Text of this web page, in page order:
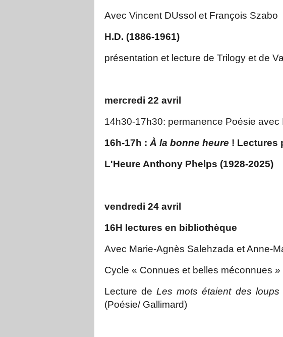
Avec Vincent DUssol et François Szabo
H.D. (1886-1961)
présentation et lecture de Trilogy et de
mercredi 22 avril
14h30-17h30: permanence Poésie avec
16h-17h : À la bonne heure ! Lectures
L'Heure Anthony Phelps (1928-2025)
vendredi 24 avril
16H lectures en bibliothèque
Avec Marie-Agnès Salehzada et Anne-
Cycle « Connues et belles méconnues »
Lecture deLes mots étaient des loups
(Poésie/ Gallimard)